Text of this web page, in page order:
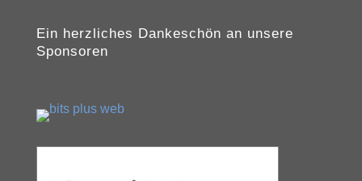
Ein herzliches Dankeschön an unsere
Sponsoren